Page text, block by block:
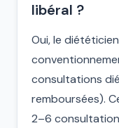
libéral ?
Oui, le
consultations
remboursées).
2–6